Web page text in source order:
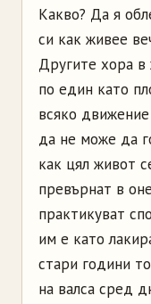
Какво? Да я
си как живее
Другите хора
по един като
всяко
да не може да
как цял живот
превърнат в
практикуват
им е като
стари години
на валса сред